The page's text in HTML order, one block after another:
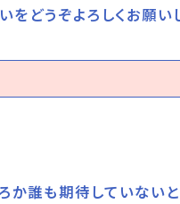
どうぞよろしくお願い
か誰も期待していないと